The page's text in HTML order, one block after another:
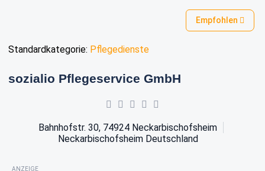
Empfohlen
Standardkategorie: Pflegedienste
sozialio Pflegeservice GmbH
Bahnhofstr. 30, 74924 Neckarbischofsheim
Neckarbischofsheim Deutschland
ANZEIGE